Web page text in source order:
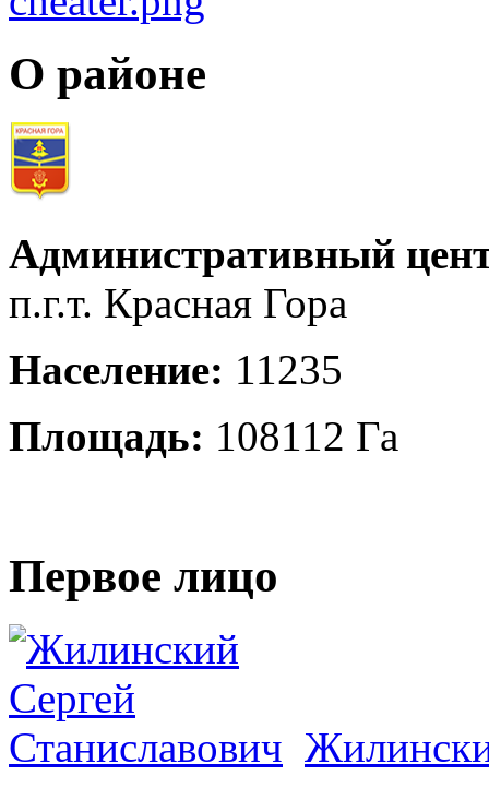
О районе
Административный
п.г.т. Красная Гора
Население: 11235
Площадь: 108112 Га
Первое лицо